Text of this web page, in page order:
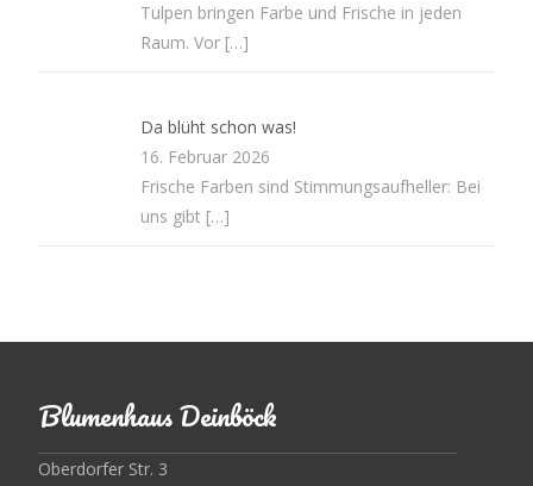
Tulpen bringen Farbe und Frische in jeden
Raum. Vor […]
Da blüht schon was!
16. Februar 2026
Frische Farben sind Stimmungsaufheller: Bei
uns gibt […]
Blumenhaus Deinböck
Oberdorfer Str. 3